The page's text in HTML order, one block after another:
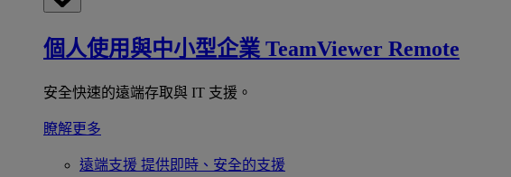
個人使用與中小型企業 TeamViewer Remote
安全快速的遠端存取與 IT 支援。
瞭解更多
遠端支援 提供即時、安全的支援